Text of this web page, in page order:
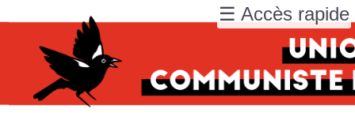
☰ Accès rapide